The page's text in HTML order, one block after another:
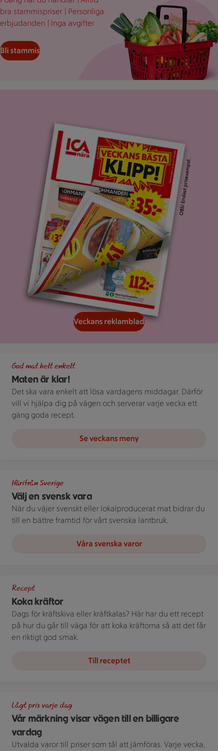
bra stammispriser | Personliga
erbjudanden | Inga avgifter
Bli stammis
Veckans reklamblad
Maten är klar!
God mat helt enkelt
Det ska vara enkelt att lösa vardagens middagar. Därför
vill vi hjälpa dig på vägen och serverar varje vecka ett
gäng goda recept.
Se veckans meny
Välj en svensk vara
Härifrån Sverige
När du väjer svenskt eller lokalproducerat mat bidrar du
till en bättre framtid för vårt svenska lantbruk.
Våra svenska varor
Koka kräftor
Recept
Dags för kräftskiva eller kräftkalas? Här har du ett recept
på hur du går till väga för att koka kräftorna så att det får
en riktigt god smak.
Till receptet
Vår märkning visar vägen till en billigare
vardag
Lågt pris varje dag
Utvalda varor till priser som tål att jämföras. Varje vecka,